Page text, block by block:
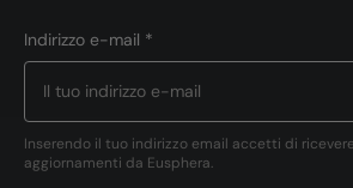
Indirizzo e-mail *
Inserendo il tuo indirizzo email accetti di
aggiornamenti da Eusphera.